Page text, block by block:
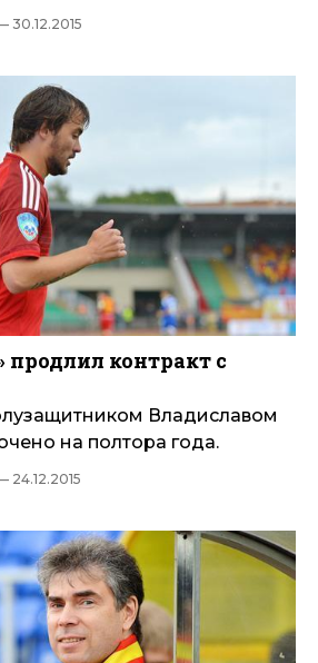
30.12.2015
продлил контракт с
Владиславом
на полтора года.
24.12.2015